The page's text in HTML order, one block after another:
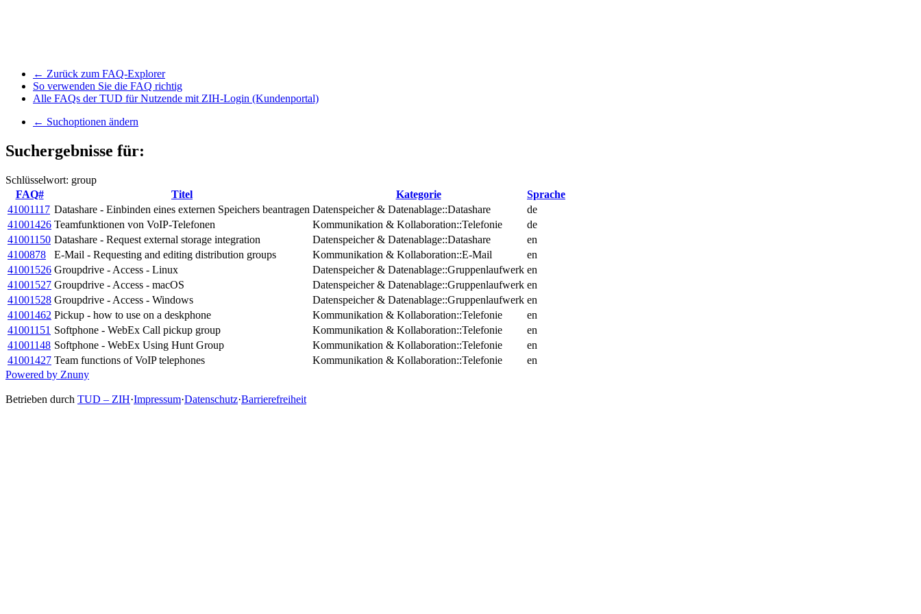
← Zurück zum FAQ-Explorer
So verwenden Sie die FAQ richtig
Alle FAQs der TUD für Nutzende mit ZIH-Login (Kundenportal)
← Suchoptionen ändern
Suchergebnisse für:
Schlüsselwort: group
FAQ#
Titel Kategorie
Sprache
41001117 Datashare - Einbinden eines externen Speichers beantragen Datenspeicher & Datenablage::Datashare
de
41001426 Teamfunktionen von VoIP-Telefonen Kommunikation & Kollaboration::Telefonie
de
41001150 Datashare - Request external storage integration Datenspeicher & Datenablage::Datashare
en
4100878
E-Mail - Requesting and editing distribution groups Kommunikation & Kollaboration::E-Mail
en
41001526 Groupdrive - Access - Linux Datenspeicher & Datenablage::Gruppenlaufwerk en
41001527 Groupdrive - Access - macOS Datenspeicher & Datenablage::Gruppenlaufwerk en
41001528 Groupdrive - Access - Windows Datenspeicher & Datenablage::Gruppenlaufwerk en
41001462 Pickup - how to use on a deskphone Kommunikation & Kollaboration::Telefonie
en
41001151 Softphone - WebEx Call pickup group Kommunikation & Kollaboration::Telefonie
en
41001148 Softphone - WebEx Using Hunt Group Kommunikation & Kollaboration::Telefonie
en
41001427 Team functions of VoIP telephones Kommunikation & Kollaboration::Telefonie
en
Powered by Znuny
Betrieben durch TUD – ZIH·Impressum·Datenschutz·Barrierefreiheit